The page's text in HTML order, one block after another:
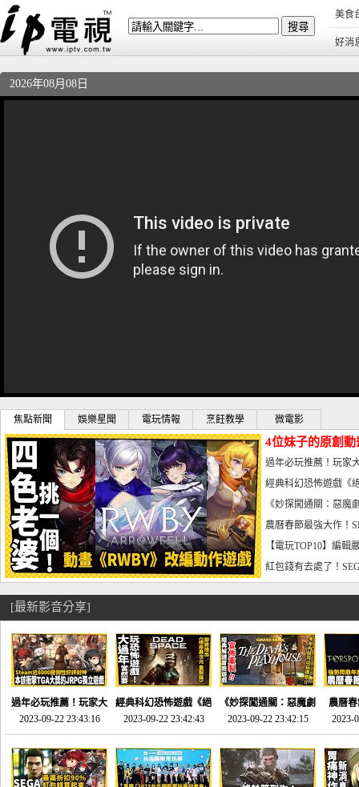
美食
好消
2026年08月08日
焦點新聞 娛樂星聞 電玩情報 烹飪教學 微電影
4位妹子的原創
曝光_電玩宅速配
過年必玩推薦！玩家
宅速配20230126
經典科幻恐怖遊戲《
懼體驗-電玩宅速配
《妙探闖通關：惡
到!!-電玩宅速配
農曆春節最強大作！
電玩宅速配20230123
【電玩TOP10】編
了，封面圖直接雷你
紅包錢有去處了！
宅速配20230119
[最新影音分享]
過年必玩推薦！玩家大
推的JRPG神作《神之
天平》介紹！-電玩宅
速配20230126
2023-09-22 23:43:16
經典科幻恐怖遊戲《絕
命異次元 重製版》重
回「石村號」的恐懼體
驗-電玩宅速配
20230125
2023-09-22 23:42:43
《妙探闖通關：惡魔劇
場》將推出「重製
版」!!!今年就能玩到!!-
電玩宅速配20230124
2023-09-22 23:42:15
農曆
SE社
動作角
電玩宅
2023-